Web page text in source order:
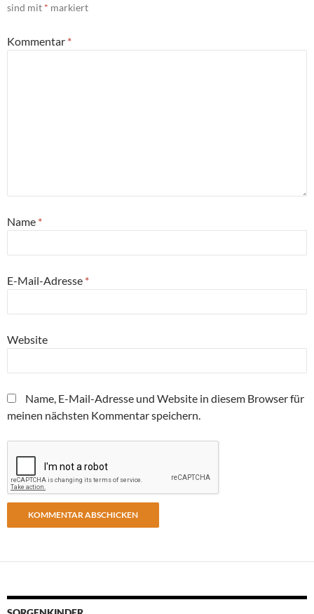
sind mit * markiert
Kommentar *
Name *
E-Mail-Adresse *
Website
Name, E-Mail-Adresse und Website in diesem Browser für
meinen nächsten Kommentar speichern.